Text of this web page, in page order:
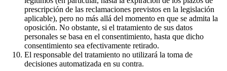
prescripción de las reclamaciones previstos en la legislación
aplicable), pero no más allá del momento en que se admita la
oposición. No obstante, si el tratamiento de sus datos
personales se basa en el consentimiento, hasta que dicho
consentimiento sea efectivamente retirado.
El responsable del tratamiento no utilizará la toma de
decisiones automatizada en su contra.